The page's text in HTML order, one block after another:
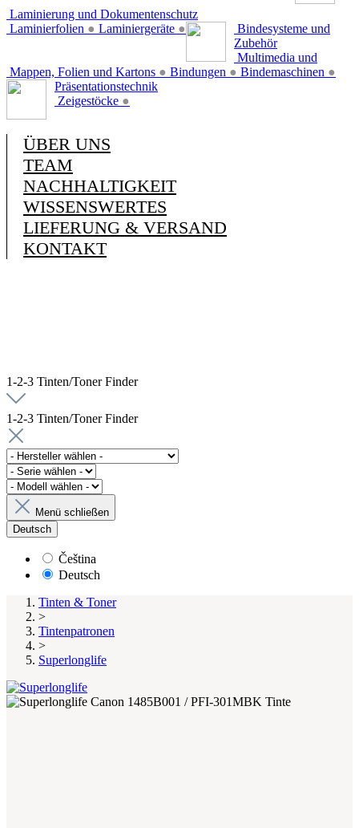
Laminierung und Dokumentenschutz
Laminierfolien ● Laminiergeräte ●
Bindesysteme und
Zubehör
Mappen, Folien und Kartons ● Bindungen ● Bindemaschinen ●
Multimedia und
Präsentationstechnik
Zeigestöcke ●
ÜBER UNS
TEAM
NACHHALTIGKEIT
WISSENSWERTES
LIEFERUNG & VERSAND
KONTAKT
1-2-3 Tinten/Toner Finder
1-2-3 Tinten/Toner Finder
Menü schließen
Deutsch
Čeština
Deutsch
Tinten & Toner
>
Tintenpatronen
>
Superlonglife